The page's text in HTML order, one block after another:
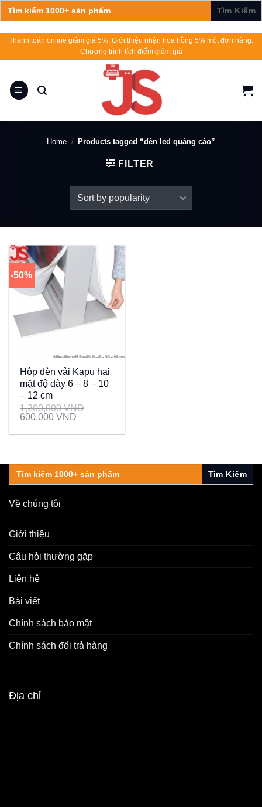
Search
for:
Skip
Thanh toán online giảm giá 5%. Giới thiệu nhận hoa hồng 5% một đơn hàng.
Chương trình tích điểm giảm giá
Home / Products tagged “đèn led quảng cáo”
FILTER
-50%
Hộp đèn vải Kapu hai
mặt độ dày 6 – 8 – 10
– 12 cm
1,200,000VND
600,000 VND
Search
for:
Về chúng tôi
Giới thiệu
Câu hỏi thường gặp
Liên hệ
Bài viết
Chính sách bảo mật
Chính sách đổi trả hàng
Địa chỉ